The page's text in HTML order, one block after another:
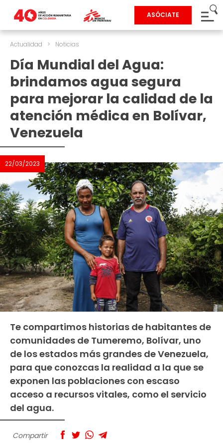
ASÓCIATE
Actualidad > Noticias
Día Mundial del Agua:
brindamos agua segura
para mejorar la calidad de la
atención médica en Bolívar,
Venezuela
22/03/2023
Te compartimos historias de habitantes de
comunidades de Tumeremo, Bolívar, uno
de los estados más grandes de Venezuela,
para que conozcas la realidad a la que se
exponen las poblaciones con escaso
acceso a recursos vitales, como el servicio
del agua.
Compartir